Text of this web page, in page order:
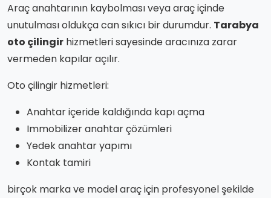
Araç anahtarının kaybolması veya araç içinde
unutulması oldukça can sıkıcı bir durumdur. Tarabya
oto çilingir hizmetleri sayesinde aracınıza zarar
vermeden kapılar açılır.
Oto çilingir hizmetleri:
Anahtar içeride kaldığında kapı açma
Immobilizer anahtar çözümleri
Yedek anahtar yapımı
Kontak tamiri
birçok marka ve model araç için profesyonel şekilde